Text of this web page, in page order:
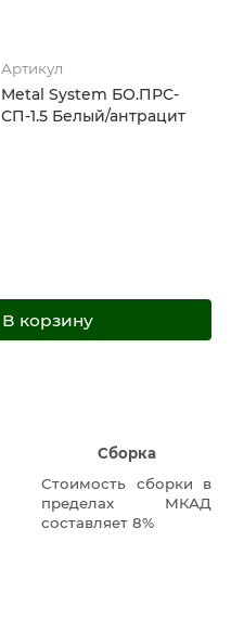
Артикул
Metal System БО.ПРС-
СП-1.5 Белый/антрацит
В корзину
Сборка
Стоимость сборки в
пределах МКАД
составляет 8%